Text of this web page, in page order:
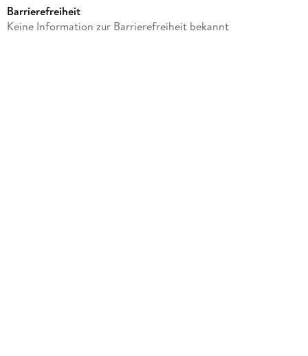
Gewicht
Barrierefreiheit
Keine Information zur Barrierefreiheit bekannt